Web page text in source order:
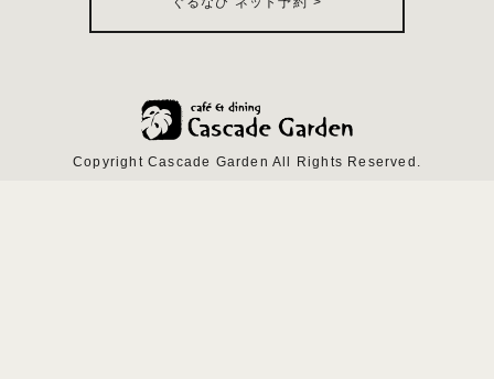
Copyright Cascade Garden All Rights Reserved.